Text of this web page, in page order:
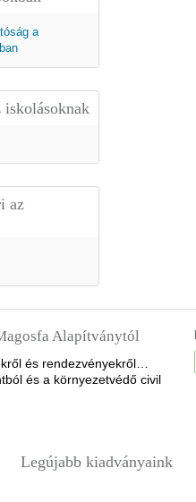
iskolásoknak
az
Alapítványtól
és rendezvényekről…
és a környezetvédő civil
Legújabb kiadványaink